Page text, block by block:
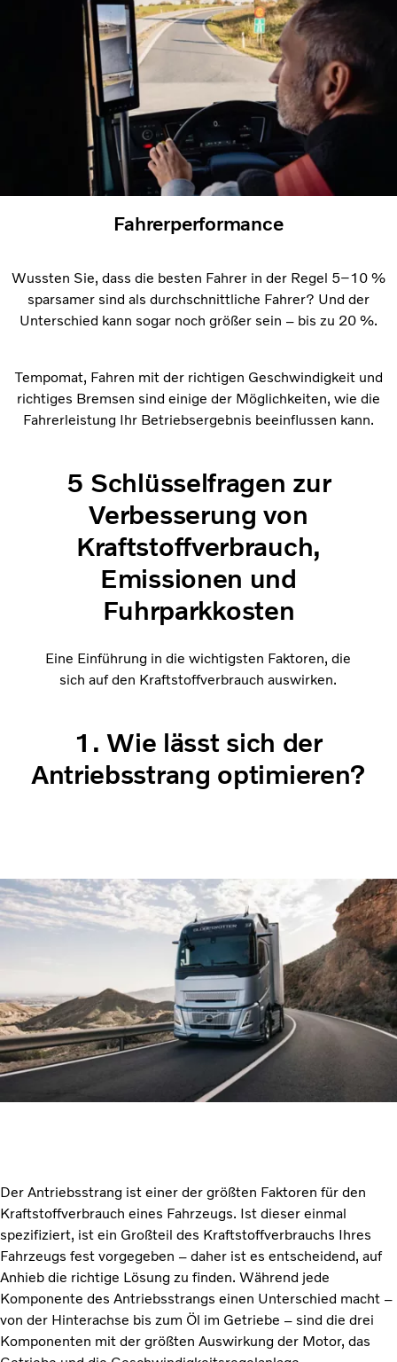
Fahrerperformance
Wussten Sie, dass die besten Fahrer in der Regel 5–10 %
sparsamer sind als durchschnittliche Fahrer? Und der
Unterschied kann sogar noch größer sein – bis zu 20 %.
Tempomat, Fahren mit der richtigen Geschwindigkeit und
richtiges Bremsen sind einige der Möglichkeiten, wie die
Fahrerleistung Ihr Betriebsergebnis beeinflussen kann.
5 Schlüsselfragen zur
Verbesserung von
Kraftstoffverbrauch,
Emissionen und
Fuhrparkkosten
Eine Einführung in die wichtigsten Faktoren, die
sich auf den Kraftstoffverbrauch auswirken.
1. Wie lässt sich der
Antriebsstrang optimieren?
Der Antriebsstrang ist einer der größten Faktoren für den
Kraftstoffverbrauch eines Fahrzeugs. Ist dieser einmal
spezifiziert, ist ein Großteil des Kraftstoffverbrauchs Ihres
Fahrzeugs fest vorgegeben – daher ist es entscheidend, auf
Anhieb die richtige Lösung zu finden. Während jede
Komponente des Antriebsstrangs einen Unterschied macht –
von der Hinterachse bis zum Öl im Getriebe – sind die drei
Komponenten mit der größten Auswirkung der Motor, das